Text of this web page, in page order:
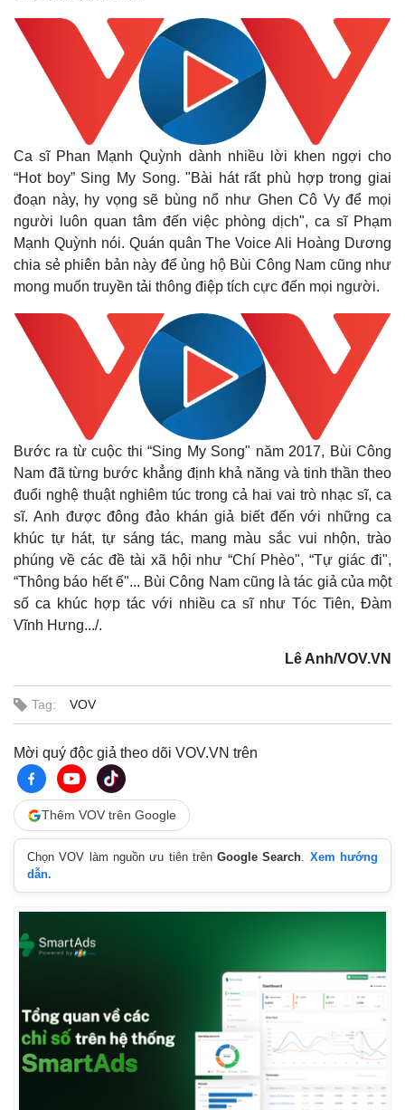
Khởi nghiệp
Thị trường
Giá vàng
Tiêu dùng
Tỷ giá
Chứng khoán
Giá cà phê
Ca sĩ Phan Mạnh Quỳnh dành nhiều lời khen ngợi cho
“Hot boy” Sing My Song. "Bài hát rất phù hợp trong giai
đoạn này, hy vọng sẽ bùng nổ như Ghen Cô Vy để mọi
người luôn quan tâm đến việc phòng dịch", ca sĩ Phạm
Mạnh Quỳnh nói. Quán quân The Voice Ali Hoàng Dương
chia sẻ phiên bản này để ủng hộ Bùi Công Nam cũng như
mong muốn truyền tải thông điệp tích cực đến mọi người.
Bước ra từ cuộc thi “Sing My Song" năm 2017, Bùi Công
Nam đã từng bước khẳng định khả năng và tinh thần theo
đuổi nghệ thuật nghiêm túc trong cả hai vai trò nhạc sĩ, ca
sĩ. Anh được đông đảo khán giả biết đến với những ca
khúc tự hát, tự sáng tác, mang màu sắc vui nhộn, trào
phúng về các đề tài xã hội như “Chí Phèo", “Tự giác đi",
“Thông báo hết ế"... Bùi Công Nam cũng là tác giả của một
số ca khúc hợp tác với nhiều ca sĩ như Tóc Tiên, Đàm
Vĩnh Hưng.../.
Lê Anh/VOV.VN
Tag: VOV
Mời quý độc giả theo dõi VOV.VN trên
Thêm VOV trên Google
Chọn VOV làm nguồn ưu tiên trênGoogle Search. Xem hướng
dẫn.